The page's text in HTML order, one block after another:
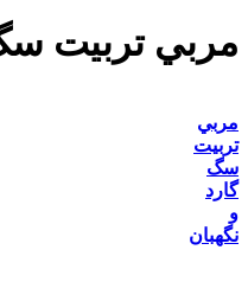
مربي تربيت
مربي
تربيت
سگ
گارد
و
نگهبان